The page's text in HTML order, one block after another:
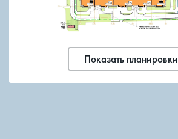
Показать планировки